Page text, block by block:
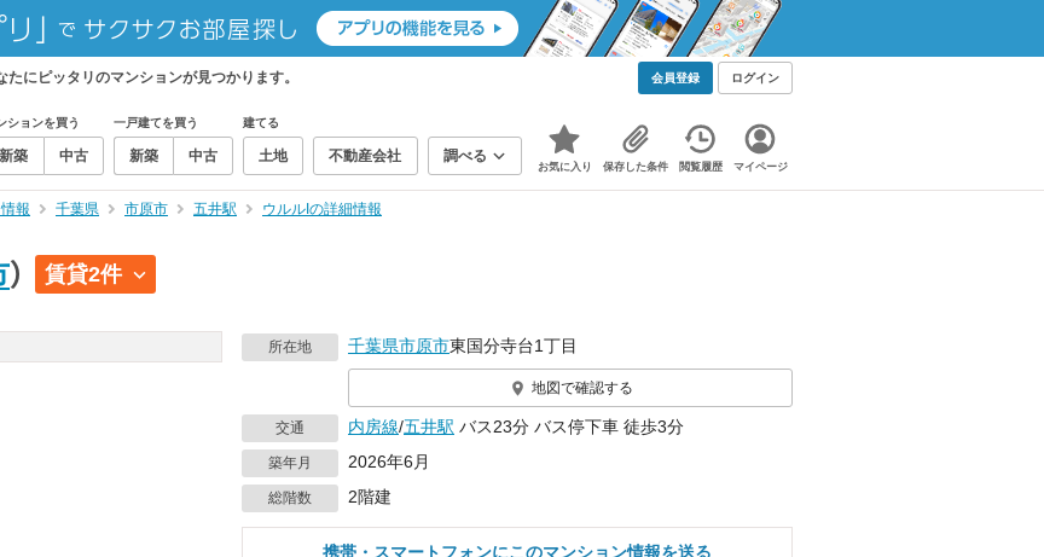
にピッタリのマンションが見つかります。 会員登録 ログイン
ションを買う
新築 中古
一戸建てを買う
新築 中古
建てる
土地 不動産会社 調べる
お気に入り 保存した条件 閲覧履歴 マイページ
報 千葉県 市原市 五井駅 ウルルIの詳細情報
） 賃貸2件
所在地 千葉県市原市東国分寺台1丁目
地図で確認する
交通 内房線/五井駅 バス23分 バス停下車 徒歩3分
築年月 2026年6月
総階数 2階建
携帯・スマートフォンにこのマンション情報を送る